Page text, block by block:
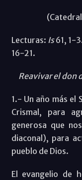
Lecturas: Is61, 1-
16-21.
Reavivar el don
1.- Un año más el
Crismal, para
generosa que
diaconal), para
pueblo de Dios.
El evangelio de